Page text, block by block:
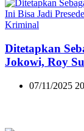
Kriminal
Ditetapkan
Jokowi, Roy
07/11/2025